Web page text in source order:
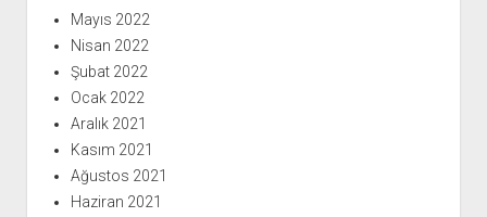
Mayıs 2022
Nisan 2022
Şubat 2022
Ocak 2022
Aralık 2021
Kasım 2021
Ağustos 2021
Haziran 2021